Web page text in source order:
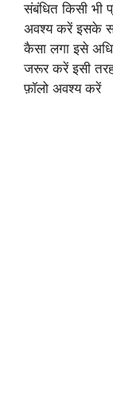
संबंधित किसी भी
अवश्य करें इसके
कैसा लगा इसे
जरूर करें इसी
फ़ॉलो अवश्य करें